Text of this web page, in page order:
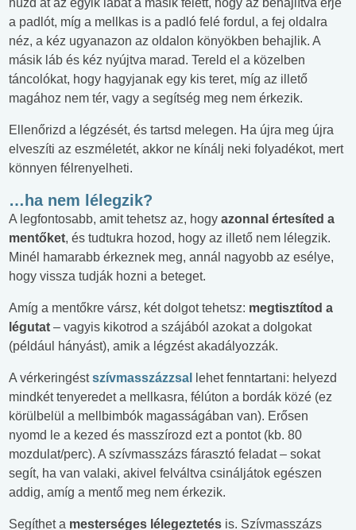
a padlót, míg a mellkas is a padló felé fordul, a fej oldalra
néz, a kéz ugyanazon az oldalon könyökben behajlik. A
másik láb és kéz nyújtva marad. Tereld el a közelben
táncolókat, hogy hagyjanak egy kis teret, míg az illető
magához nem tér, vagy a segítség meg nem érkezik.
Ellenőrizd a légzését, és tartsd melegen. Ha újra meg újra
elveszíti az eszméletét, akkor ne kínálj neki folyadékot, mert
könnyen félrenyelheti.
…ha nem lélegzik?
A legfontosabb, amit tehetsz az, hogy azonnal értesíted a
mentőket, és tudtukra hozod, hogy az illető nem lélegzik.
Minél hamarabb érkeznek meg, annál nagyobb az esélye,
hogy vissza tudják hozni a beteget.
Amíg a mentőkre vársz, két dolgot tehetsz: megtisztítod a
légutat – vagyis kikotrod a szájából azokat a dolgokat
(például hányást), amik a légzést akadályozzák.
A vérkeringéstszívmasszázzsal
lehet fenntartani: helyezd
mindkét tenyeredet a mellkasra, félúton a bordák közé (ez
körülbelül a mellbimbók magasságában van). Erősen
nyomd le a kezed és masszírozd ezt a pontot (kb. 80
mozdulat/perc). A szívmasszázs fárasztó feladat – sokat
segít, ha van valaki, akivel felváltva csináljátok egészen
addig, amíg a mentő meg nem érkezik.
Segíthet a mesterséges lélegeztetés is. Szívmasszázs